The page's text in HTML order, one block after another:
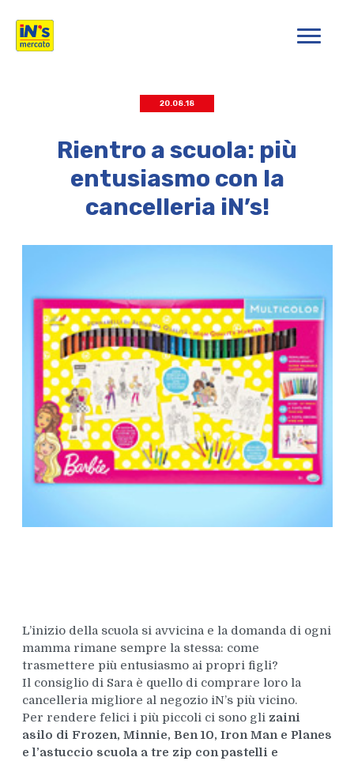
iN's Mercato
20.08.18
Rientro a scuola: più
entusiasmo con la
cancelleria iN’s!
L’inizio della scuola si avvicina e la domanda di ogni
mamma rimane sempre la stessa: come
trasmettere più entusiasmo ai propri figli?
Il consiglio di Sara è quello di comprare loro la
cancelleria migliore al negozio iN’s più vicino.
Per rendere felici i più piccoli ci sono gli zaini
asilo di Frozen, Minnie, Ben 10, Iron Man e Planes
e l’astuccio scuola a tre zip con pastelli e